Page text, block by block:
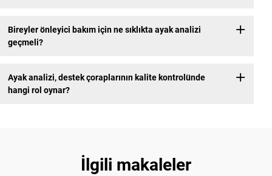
Bireyler önleyici bakım için ne sıklıkta ayak analizi
geçmeli?
Ayak analizi, destek çoraplarının kalite kontrolünde
hangi rol oynar?
İlgili makaleler